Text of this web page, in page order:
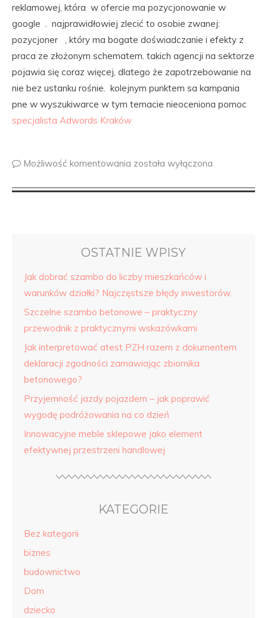
reklamowej, która w ofercie ma pozycjonowanie w
google . najprawidłowiej zlecić to osobie zwanej:
pozycjoner , który ma bogate doświadczanie i efekty z
praca ze złożonym schematem. takich agencji na sektorze
pojawia się coraz więcej, dlatego że zapotrzebowanie na
nie bez ustanku rośnie. kolejnym punktem sa kampania
pne w wyszukiwarce w tym temacie nieoceniona pomoc
specjalista Adwords Kraków
Możliwość komentowania została wyłączona
OSTATNIE WPISY
Jak dobrać szambo do liczby mieszkańców i
warunków działki? Najczęstsze błędy inwestorów.
Szczelne szambo betonowe – praktyczny
przewodnik z praktycznymi wskazówkami
Jak interpretować atest PZH razem z dokumentem
deklaracji zgodności zamawiając zbiornika
betonowego?
Przyjemność jazdy pojazdem – jak poprawić
wygodę podróżowania na co dzień
Innowacyjne meble sklepowe jako element
efektywnej przestrzeni handlowej
KATEGORIE
Bez kategorii
biznes
budownictwo
Dom
dziecko